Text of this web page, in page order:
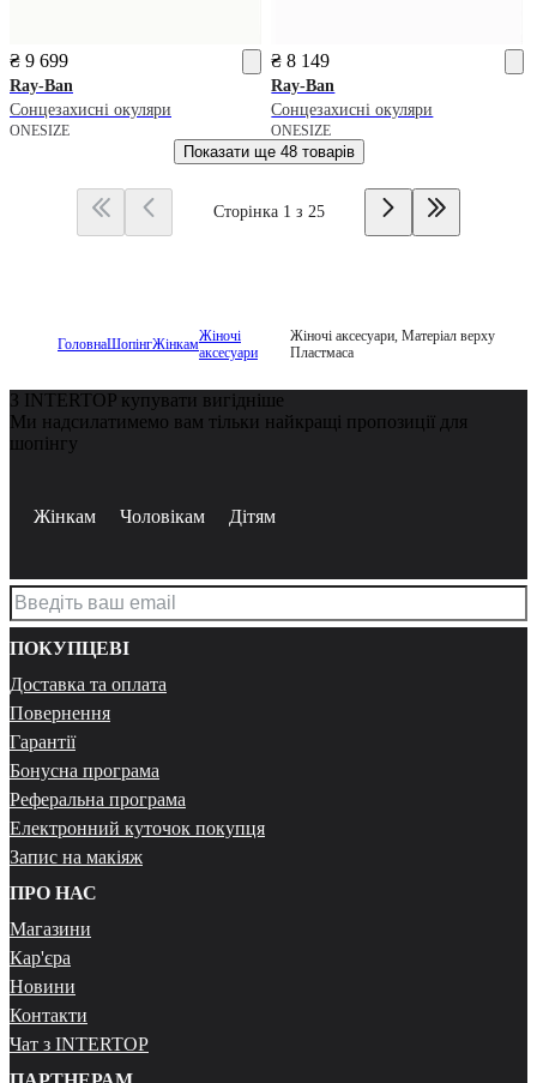
₴ 9 699
Ray-Ban
Сонцезахисні окуляри
ONESIZE
₴ 8 149
Ray-Ban
Сонцезахисні окуляри
ONESIZE
Показати ще 48 товарів
Сторінка 1 з 25
ГоловнаШопінгЖінкамЖіночі
аксесуари
Жіночі аксесуари, Матеріал верху
Пластмаса
З INTERTOP купувати вигідніше
Ми надсилатимемо вам тільки найкращі пропозиції для
шопінгу
Жінкам Чоловікам Дітям
ПОКУПЦЕВІ
Доставка та оплата
Повернення
Гарантії
Бонусна програма
Реферальна програма
Електронний куточок покупця
Запис на макіяж
ПРО НАС
Магазини
Кар'єра
Новини
Контакти
Чат з INTERTOP